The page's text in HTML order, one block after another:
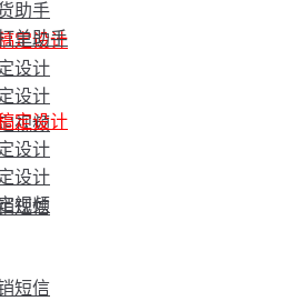
定设计
设计
设计
视频
短信
助手
单助手
定设计
设计
设计
视频
短信